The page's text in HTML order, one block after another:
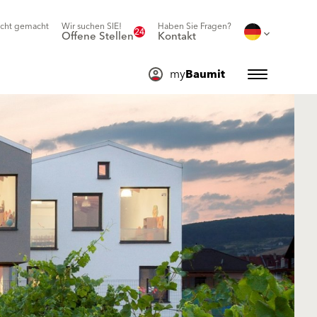
gemacht Wir suchen SIE!
Offene Stellen24 Haben Sie Fragen?
Kontakt
myBaumit